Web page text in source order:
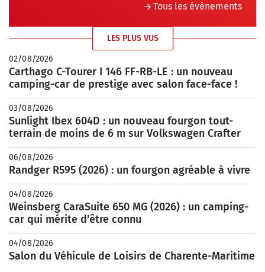
Tous les évènements
LES PLUS VUS
02/08/2026
Carthago C-Tourer I 146 FF-RB-LE : un nouveau
camping-car de prestige avec salon face-face !
03/08/2026
Sunlight Ibex 604D : un nouveau fourgon tout-
terrain de moins de 6 m sur Volkswagen Crafter
06/08/2026
Randger R595 (2026) : un fourgon agréable à vivre
04/08/2026
Weinsberg CaraSuite 650 MG (2026) : un camping-
car qui mérite d'être connu
04/08/2026
Salon du Véhicule de Loisirs de Charente-Maritime